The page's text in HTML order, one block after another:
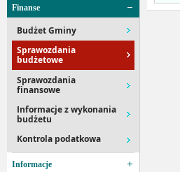
Finanse
Budżet Gminy
Sprawozdania
budżetowe
Sprawozdania
finansowe
Informacje z wykonania
budżetu
Kontrola podatkowa
Informacje